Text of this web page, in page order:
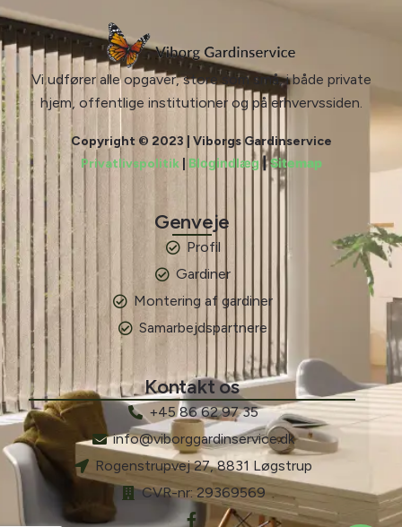
Vi udfører alle opgaver, store som små, i både private
hjem, offentlige institutioner og på erhvervssiden.
Copyright © 2023 | Viborgs Gardinservice
Privatlivspolitik
Blogindlæg |Sitemap
Genveje
Profil
Gardiner
Montering af gardiner
Samarbejdspartnere
Kontakt os
+45 86 62 97 35
info@viborggardinservice.dk
Rogenstrupvej 27, 8831 Løgstrup
CVR-nr: 29369569